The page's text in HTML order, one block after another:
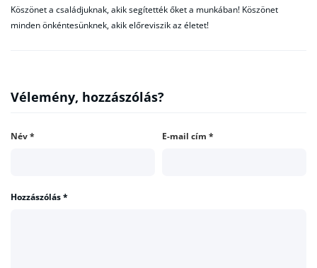
Köszönet a családjuknak, akik segítették őket a munkában! Köszönet
minden önkéntesünknek, akik előreviszik az életet!
Vélemény, hozzászólás?
Név* E-mail cím *
Hozzászólás*